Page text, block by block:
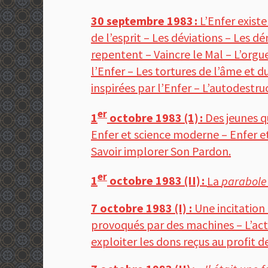
30 septembre 1983 : L’Enfer
de l’esprit – Les déviations – Les
repentent – Vaincre le Mal –
l’Enfer – Les tortures de l’âme et
inspirées par l’Enfer –
1er octobre 1983 (1) : Des jeunes
Enfer et science moderne – Enfer
Savoir implorer Son Pardon.
1er octobre 1983 (II) : La
7 octobre 1983 (I) : Une incitation
provoqués par des machines –
exploiter les dons reçus au profit